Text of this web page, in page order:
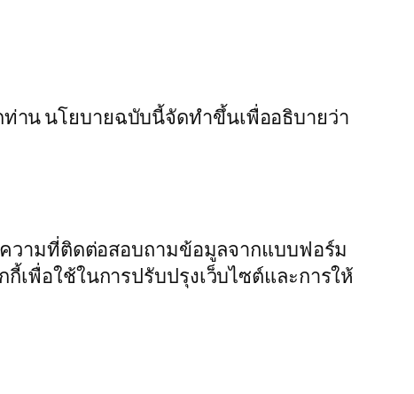
าน นโยบายฉบับนี้จัดทำขึ้นเพื่ออธิบายว่า
ความที่ติดต่อสอบถามข้อมูลจากแบบฟอร์ม
เพื่อใช้ในการปรับปรุงเว็บไซต์และการให้